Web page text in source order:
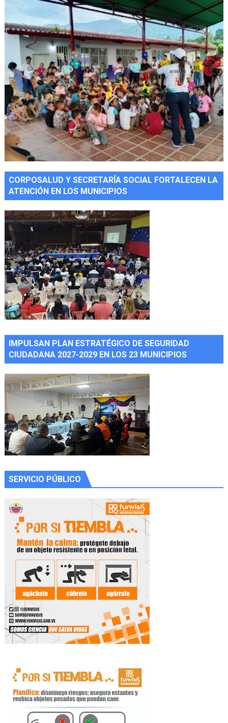
CORPOSALUD Y SECRETARÍA SOCIAL FORTALECEN LA
ATENCIÓN EN LOS MUNICIPIOS
IMPULSAN PLAN ESTRATÉGICO DE SEGURIDAD
CIUDADANA 2027-2029 EN LOS 23 MUNICIPIOS
SERVICIO PÚBLICO